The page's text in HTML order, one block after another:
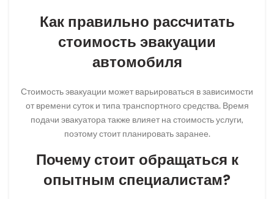
Как правильно рассчитать
стоимость эвакуации
автомобиля
Стоимость эвакуации может варьироваться в зависимости
от времени суток и типа транспортного средства. Время
подачи эвакуатора также влияет на стоимость услуги,
поэтому стоит планировать заранее.
Почему стоит обращаться к
опытным специалистам?